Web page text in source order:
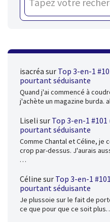
isacréa sur Top 3-en-1
pourtant séduisante
Quand j'ai commencé à
j'achète un magazine burda.
Liseli sur Top 3-en-1
pourtant séduisante
Comme Chantal et Céline, je
crop par-dessus. J'aurais
…
Céline sur Top 3-en-1
pourtant séduisante
Je plussoie sur le fait de
ce que pour que ce soit